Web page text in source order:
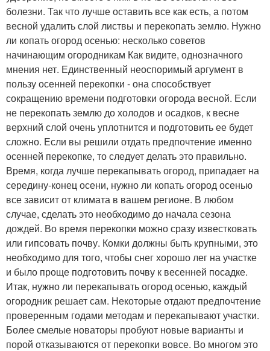
болезни. Так что лучше оставить все как есть, а потом
весной удалить слой листвы и перекопать землю. Нужно
ли копать огород осенью: несколько советов
начинающим огородникам Как видите, однозначного
мнения нет. Единственный неоспоримый аргумент в
пользу осенней перекопки - она способствует
сокращению времени подготовки огорода весной. Если
не перекопать землю до холодов и осадков, к весне
верхний слой очень уплотнится и подготовить ее будет
сложно. Если вы решили отдать предпочтение именно
осенней перекопке, то следует делать это правильно.
Время, когда лучше перекапывать огород, припадает на
середину-конец осени, нужно ли копать огород осенью
все зависит от климата в вашем регионе. В любом
случае, сделать это необходимо до начала сезона
дождей. Во время перекопки можно сразу известковать
или гипсовать почву. Комки должны быть крупными, это
необходимо для того, чтобы снег хорошо лег на участке
и было проще подготовить почву к весенней посадке.
Итак, нужно ли перекапывать огород осенью, каждый
огородник решает сам. Некоторые отдают предпочтение
проверенным годами методам и перекапывают участки.
Более смелые новаторы пробуют новые варианты и
порой отказываются от перекопки вовсе. Во многом это